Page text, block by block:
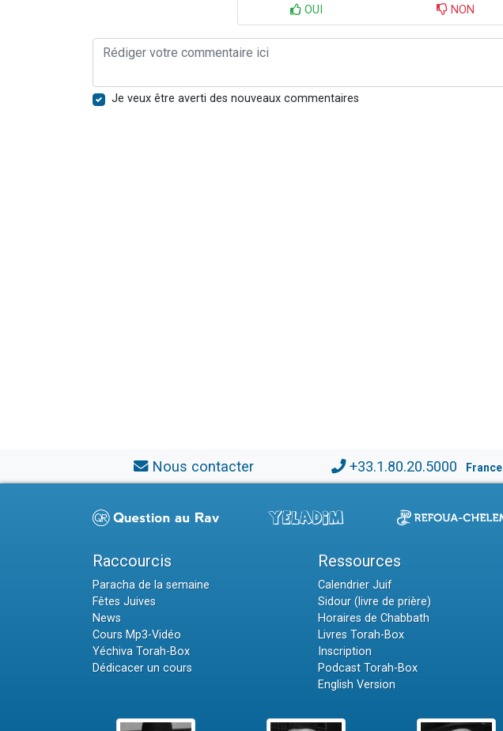
OUI NON
Je veux être averti des nouveaux commentaires
Nous contacter +33.1.80.20.5000 France
Raccourcis
Paracha de la semaine
Fêtes Juives
News
Cours Mp3-Vidéo
Yéchiva Torah-Box
Dédicacer un cours
Ressources
Calendrier Juif
Sidour (livre de prière)
Horaires de Chabbath
Livres Torah-Box
Inscription
Podcast Torah-Box
English Version